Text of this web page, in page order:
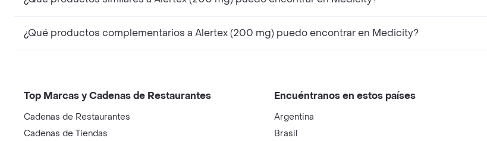
¿Qué productos complementarios a Alertex (200 mg) puedo encontrar en Medicity?
Top Marcas y Cadenas de Restaurantes
Cadenas de Restaurantes
Cadenas de Tiendas
Encuéntranos en estos países
Argentina
Brasil